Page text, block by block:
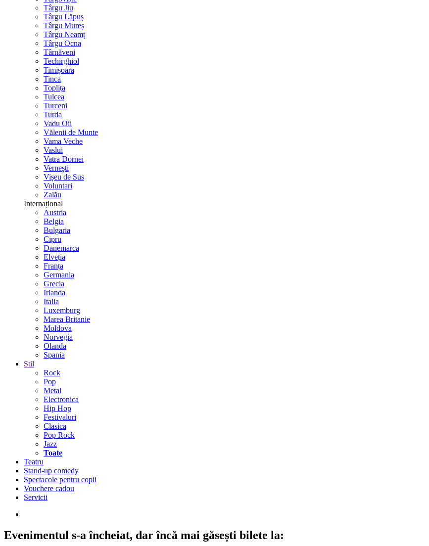
Târgu Jiu
Târgu Lăpuș
Târgu Mureș
Târgu Neamț
Târgu Ocna
Târnăveni
Techirghiol
Timișoara
Tinca
Toplița
Tulcea
Turceni
Turda
Vadu Oii
Vălenii de Munte
Vama Veche
Vaslui
Vatra Dornei
Vernești
Vișeu de Sus
Voluntari
Zalău
Internațional
Austria
Belgia
Bulgaria
Cipru
Danemarca
Elveția
Franța
Germania
Grecia
Irlanda
Italia
Luxemburg
Marea Britanie
Moldova
Norvegia
Olanda
Spania
Stil
Rock
Pop
Metal
Electronica
Hip Hop
Festivaluri
Clasica
Pop Rock
Jazz
Toate
Teatru
Stand-up comedy
Spectacole pentru copii
Vouchere cadou
Servicii
Evenimentul s-a încheiat, dar încă mai găsești bilete la: